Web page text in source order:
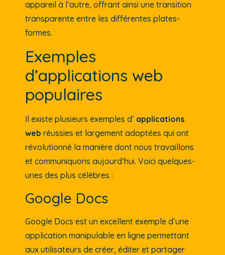
appareil à l’autre, offrant ainsi une transition
transparente entre les différentes plates-
formes.
Exemples
d’applications web
populaires
Il existe plusieurs exemples d’ applications
web réussies et largement adoptées qui ont
révolutionné la manière dont nous travaillons
et communiquons aujourd’hui. Voici quelques-
unes des plus célèbres :
Google Docs
Google Docs est un excellent exemple d’une
application manipulable en ligne permettant
aux utilisateurs de créer, éditer et partager